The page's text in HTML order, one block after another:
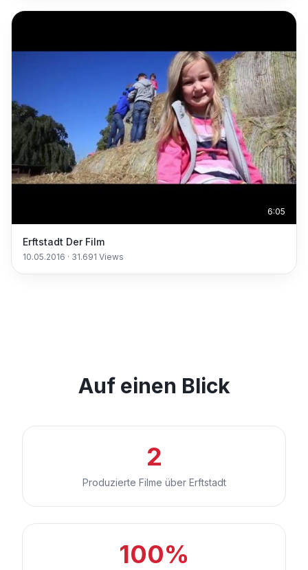
6:05
Erftstadt Der Film
10.05.2016 · 31.691 Views
Auf einen Blick
2
Produzierte Filme über Erftstadt
100%